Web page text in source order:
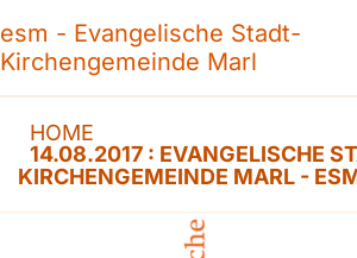
esm - Evangelische Stadt-
Kirchengemeinde Marl
HOME
14.08.2017 : EVANGELISCHE
KIRCHENGEMEINDE MARL -